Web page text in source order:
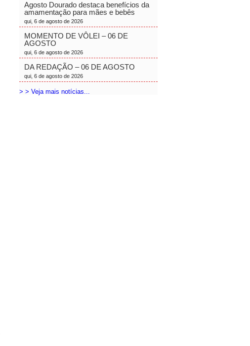
Agosto Dourado destaca benefícios da
amamentação para mães e bebês
qui, 6 de agosto de 2026
MOMENTO DE VÔLEI – 06 DE
AGOSTO
qui, 6 de agosto de 2026
DA REDAÇÃO – 06 DE AGOSTO
qui, 6 de agosto de 2026
> > Veja mais notícias...